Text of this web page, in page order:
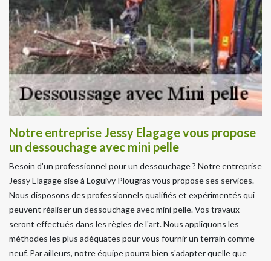
Notre entreprise Jessy Elagage vous propose
un dessouchage avec mini pelle
Besoin d'un professionnel pour un dessouchage ? Notre entreprise
Jessy Elagage sise à Loguivy Plougras vous propose ses services.
Nous disposons des professionnels qualifiés et expérimentés qui
peuvent réaliser un dessouchage avec mini pelle. Vos travaux
seront effectués dans les règles de l'art. Nous appliquons les
méthodes les plus adéquates pour vous fournir un terrain comme
neuf. Par ailleurs, notre équipe pourra bien s'adapter quelle que